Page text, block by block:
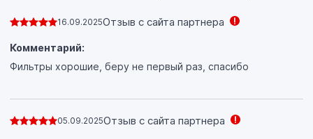
16.09.2025Отзыв с сайта партнера
Комментарий:
Фильтры хорошие, беру не первый раз, спасибо
05.09.2025Отзыв с сайта партнера